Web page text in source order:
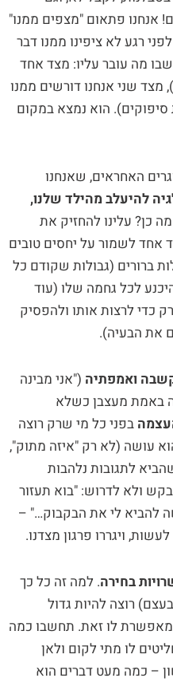
אנחנו פתאום "מצפים ממנו"
רגע לא ציפינו ממנו דבר
מה עובר עליו: מצד אחד
מצד שני אנחנו דורשים ממנו
סיפוקים). הוא נמצא במקום
האחראים, שאנחנו
להיעלב מהילד שלנו,
מה כן? עלינו להחזיק את
אחד לשמור על יחסים טובים
ברורים (גבולות שקודם כל
לכל גחמה שלו (עוד
כדי לרצות אותו ולהפסיק
את הבעיה).
ואמפתיה ("אני מבינה
באמת מעצבן כשלא
בפני כל מי שרק רוצה
עושה (לא רק "איזה מתוק",
לתגובות נלהבות
ולא לדרוש: "בוא תעזור
להביא לי את הבקבוק…" –
ויגררו פרגון מצדנו.
בחירה. למה זה כל כך
רוצה להיות גדול
מאפשרת לו זאת. תחשבו כמה
לו מתי לקום ולאן
– כמה מעט דברים הוא